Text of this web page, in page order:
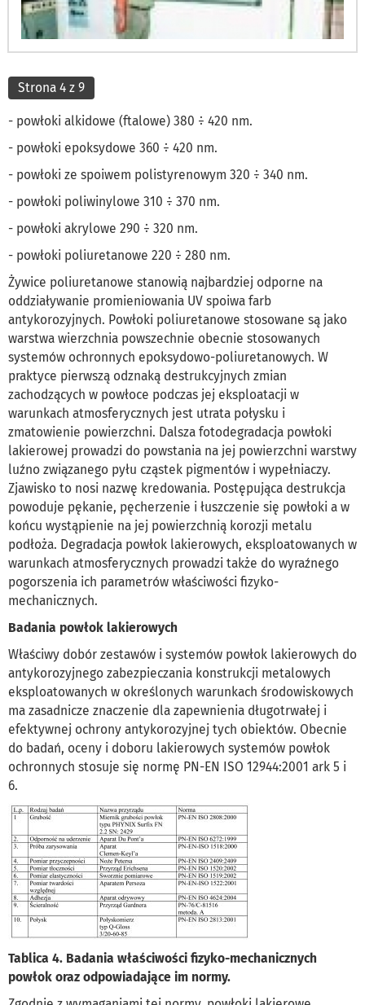
Strona 4 z 9
- powłoki alkidowe (ftalowe) 380 ÷ 420 nm.
- powłoki epoksydowe 360 ÷ 420 nm.
- powłoki ze spoiwem polistyrenowym 320 ÷ 340 nm.
- powłoki poliwinylowe 310 ÷ 370 nm.
- powłoki akrylowe 290 ÷ 320 nm.
- powłoki poliuretanowe 220 ÷ 280 nm.
Żywice poliuretanowe stanowią najbardziej odporne na
oddziaływanie promieniowania UV spoiwa farb
antykorozyjnych. Powłoki poliuretanowe stosowane są jako
warstwa wierzchnia powszechnie obecnie stosowanych
systemów ochronnych epoksydowo-poliuretanowych. W
praktyce pierwszą odznaką destrukcyjnych zmian
zachodzących w powłoce podczas jej eksploatacji w
warunkach atmosferycznych jest utrata połysku i
zmatowienie powierzchni. Dalsza fotodegradacja powłoki
lakierowej prowadzi do powstania na jej powierzchni warstwy
luźno związanego pyłu cząstek pigmentów i wypełniaczy.
Zjawisko to nosi nazwę kredowania. Postępująca destrukcja
powoduje pękanie, pęcherzenie i łuszczenie się powłoki a w
końcu wystąpienie na jej powierzchnią korozji metalu
podłoża. Degradacja powłok lakierowych, eksploatowanych w
warunkach atmosferycznych prowadzi także do wyraźnego
pogorszenia ich parametrów właściwości fizyko-
mechanicznych.
Badania powłok lakierowych
Właściwy dobór zestawów i systemów powłok lakierowych do
antykorozyjnego zabezpieczania konstrukcji metalowych
eksploatowanych w określonych warunkach środowiskowych
ma zasadnicze znaczenie dla zapewnienia długotrwałej i
efektywnej ochrony antykorozyjnej tych obiektów. Obecnie
do badań, oceny i doboru lakierowych systemów powłok
ochronnych stosuje się normę PN-EN ISO 12944:2001 ark 5 i
6.
Tablica 4. Badania właściwości fizyko-mechanicznych
powłok oraz odpowiadające im normy.